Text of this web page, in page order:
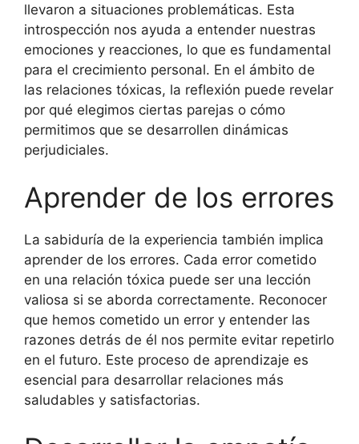
llevaron a situaciones problemáticas. Esta
introspección nos ayuda a entender nuestras
emociones y reacciones, lo que es fundamental
para el crecimiento personal. En el ámbito de
las relaciones tóxicas, la reflexión puede revelar
por qué elegimos ciertas parejas o cómo
permitimos que se desarrollen dinámicas
perjudiciales.
Aprender de los errores
La sabiduría de la experiencia también implica
aprender de los errores. Cada error cometido
en una relación tóxica puede ser una lección
valiosa si se aborda correctamente. Reconocer
que hemos cometido un error y entender las
razones detrás de él nos permite evitar repetirlo
en el futuro. Este proceso de aprendizaje es
esencial para desarrollar relaciones más
saludables y satisfactorias.